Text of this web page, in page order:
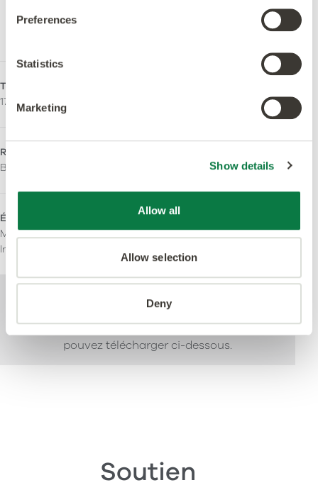
Preferences
Statistics
Marketing
Show details
Allow all
Allow selection
Deny
Tailles - Fil Droit
178,1 x 1244,6 mm
Resistance au feu
Bfl-S1
Émissions
M1 Certified
Indoor Air Comfort Gold
Domaines d'utilisation
Domestique
techniques sur ce produit, veuillez consulter
les caractéristiques techniques, que vous
pouvez télécharger ci-dessous.
Soutien